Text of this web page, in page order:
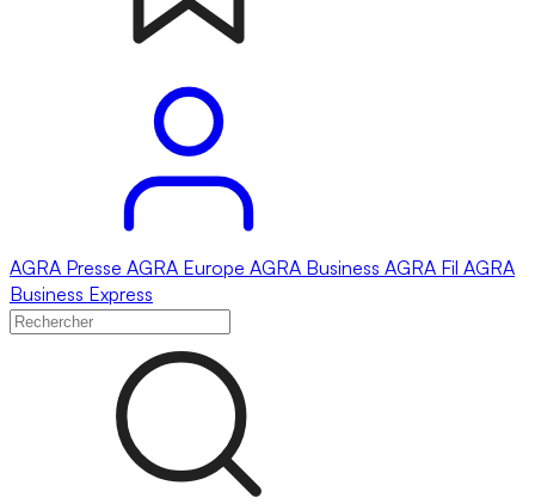
AGRA Presse AGRA Europe AGRA Business AGRA Fil AGRA
Business Express